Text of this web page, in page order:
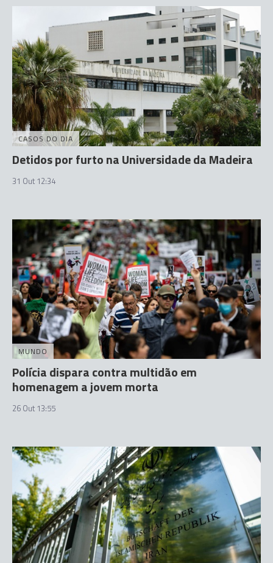
CASOS DO DIA
Detidos por furto na Universidade da Madeira
31 Out 12:34
MUNDO
Polícia dispara contra multidão em
homenagem a jovem morta
26 Out 13:55